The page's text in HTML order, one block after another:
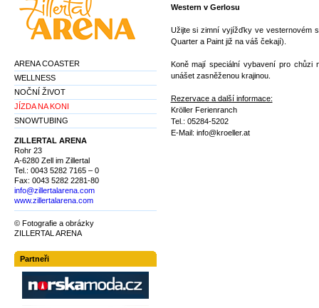
Western v Gerlosu
Užijte si zimní vyjížďky ve vesternovém
Quarter a Paint již na váš čekají).
Koně mají speciální vybavení pro chůzi
unášet zasněženou krajinou.
Rezervace a další informace:
Kröller Ferienranch
Tel.: 05284-5202
E-Mail: info@kroeller.at
ARENA COASTER
WELLNESS
NOČNÍ ŽIVOT
JÍZDA NA KONI
SNOWTUBING
ZILLERTAL ARENA
Rohr 23
A-6280 Zell im Zillertal
Tel.: 0043 5282 7165 – 0
Fax: 0043 5282 2281-80
info@zillertalarena.com
www.zillertalarena.com
© Fotografie a obrázky
ZILLERTAL ARENA
Partneři